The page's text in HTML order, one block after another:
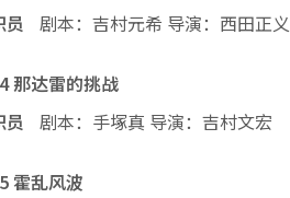
员
剧本：吉村元希 导演：西田正义
那达雷的挑战
员
剧本：手塚真 导演：吉村文宏
霍乱风波